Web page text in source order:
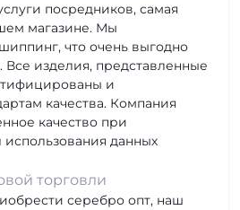
посредников, самая
магазине. Мы
что очень выгодно
Все изделия, представленные
и
качества. Компания
качество при
данных
торговли
серебро опт, наш